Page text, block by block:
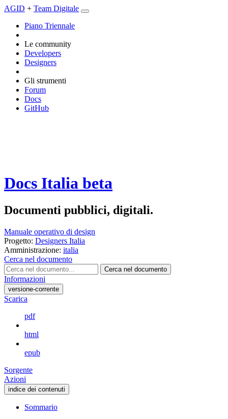
AGID + Team Digitale
Piano Triennale
Le community
Developers
Designers
Gli strumenti
Forum
Docs
GitHub
Docs Italia beta
Documenti pubblici, digitali.
Manuale operativo di design
Progetto: Designers Italia
Amministrazione: italia
Cerca nel documento
Cerca nel documento
Informazioni
versione-corrente
Scarica
pdf
html
epub
Sorgente
Azioni
indice dei contenuti
Sommario